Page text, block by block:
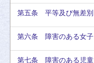
第五条 平等及び無差別
第六条 障害のある女子
第七条 障害のある児童